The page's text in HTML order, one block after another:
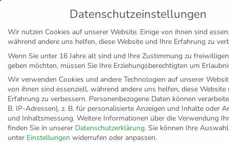
MENÜ
Disclaimer Impressum Datenschutz
Datenschutzeinstellungen
Wir nutzen Cookies auf unserer Website. Einige von ihnen sind
während andere uns helfen, diese Website und Ihre Erfahrung zu
Wenn Sie unter 16 Jahre alt sind und Ihre Zustimmung zu
geben möchten, müssen Sie Ihre Erziehungsberechtigten um
Wir verwenden Cookies und andere Technologien auf unserer
von ihnen sind essenziell, während andere uns helfen, diese Website
Erfahrung zu verbessern. Personenbezogene Daten können
B. IP-Adressen), z. B. für personalisierte Anzeigen und Inhalte oder
und Inhaltsmessung. Weitere Informationen über die Verwendung
finden Sie in unserer Datenschutzerklärung. Sie können Ihre
unter Einstellungen widerrufen oder anpassen.